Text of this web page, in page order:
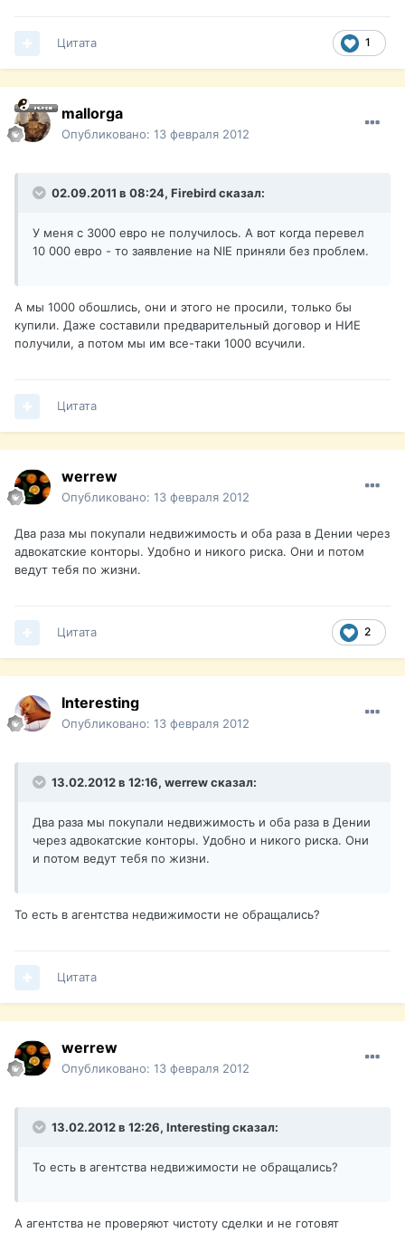
1
Цитата
mallorga
Опубликовано: 13 февраля 2012
02.09.2011 в 08:24, Firebird сказал:
У меня с 3000 евро не получилось. А вот когда перевел
10 000 евро - то заявление на NIE приняли без проблем.
А мы 1000 обошлись, они и этого не просили, только бы
купили. Даже составили предварительный договор и НИЕ
получили, а потом мы им все-таки 1000 всучили.
Цитата
werrew
Опубликовано: 13 февраля 2012
Два раза мы покупали недвижимость и оба раза в Дении через
адвокатские конторы. Удобно и никого риска. Они и потом
ведут тебя по жизни.
2
Цитата
Interesting
Опубликовано: 13 февраля 2012
13.02.2012 в 12:16, werrew сказал:
Два раза мы покупали недвижимость и оба раза в Дении
через адвокатские конторы. Удобно и никого риска. Они
и потом ведут тебя по жизни.
То есть в агентства недвижимости не обращались?
Цитата
werrew
Опубликовано: 13 февраля 2012
13.02.2012 в 12:26, Interesting сказал:
То есть в агентства недвижимости не обращались?
А агентства не проверяют чистоту сделки и не готовят